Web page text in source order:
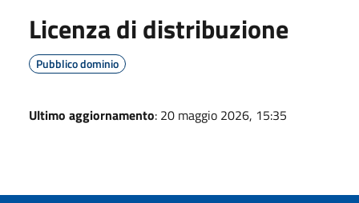
Licenza di distribuzione
Pubblico dominio
Ultimo aggiornamento: 20 maggio 2026, 15:35